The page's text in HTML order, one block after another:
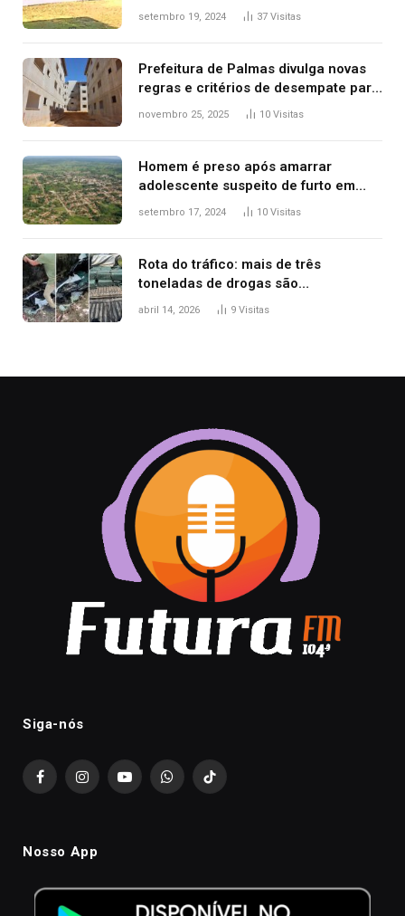
durante confusão no trânsito
setembro 19, 2024 37 Visitas
Prefeitura de Palmas divulga novas
regras e critérios de desempate para
seleção de famílias no Minha Casa,
novembro 25, 2025 10 Visitas
Homem é preso após amarrar
adolescente suspeito de furto em
estaca de cerca e agredi-lo
setembro 17, 2024 10 Visitas
Rota do tráfico: mais de três
toneladas de drogas são
apreendidas no TO em três meses
abril 14, 2026 9 Visitas
Siga-nós
FacebookInstagramYouTubeWhatsAppTikTok
Nosso App